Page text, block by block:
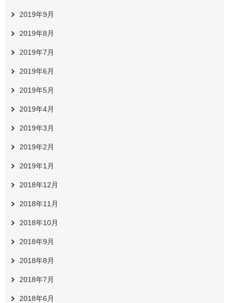
2019年9月
2019年8月
2019年7月
2019年6月
2019年5月
2019年4月
2019年3月
2019年2月
2019年1月
2018年12月
2018年11月
2018年10月
2018年9月
2018年8月
2018年7月
2018年6月